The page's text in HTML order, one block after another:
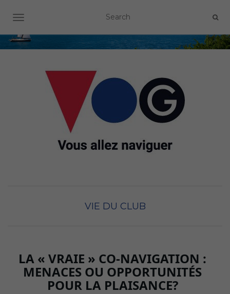
OUVRIR/FERMER LA NAVIGATION
VIE DU CLUB
LA « VRAIE » CO-NAVIGATION :
MENACES OU OPPORTUNITÉS
POUR LA PLAISANCE?